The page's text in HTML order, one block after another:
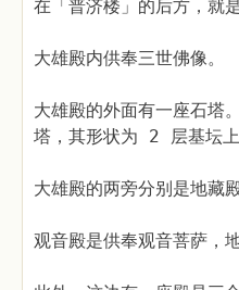
在「普济楼」的后方，就
大雄殿内供奉三世佛像。
大雄殿的外面有一座石塔
塔，其形状为 2 层基坛
大雄殿的两旁分别是地藏
观音殿是供奉观音菩萨，